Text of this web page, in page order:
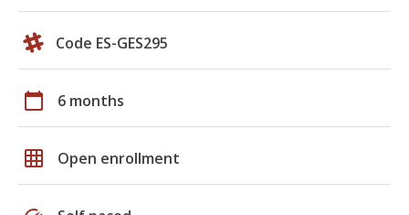
Code ES-GES295
calendar_today 6 months
grid_on Open enrollment